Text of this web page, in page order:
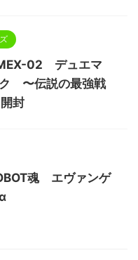
02 デュエマ
〜伝説の最強戦
封
魂 エヴァンゲ